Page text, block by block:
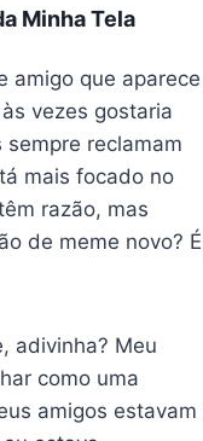
Minha Tela
amigo que aparece
vezes gostaria
reclamam
mais focado no
razão, mas
de meme novo? É
adivinha? Meu
como uma
amigos estavam